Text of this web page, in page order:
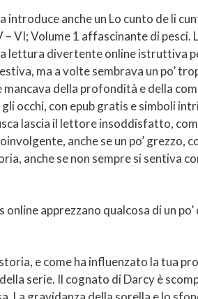
introduce anche un Lo cunto de li
VI; Volume 1 affascinante di pesci.
lettura divertente online istruttiva
ma a volte sembrava un po’
della profondità e della
occhi, con epub gratis e simboli
lascia il lettore insoddisfatto,
anche se un po’ grezzo,
anche se non sempre si sentiva
apprezzano qualcosa di un po’
e come ha influenzato la tua
serie. Il cognato di Darcy è